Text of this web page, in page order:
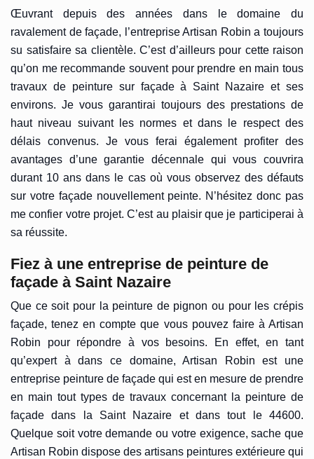
Œuvrant depuis des années dans le domaine du
ravalement de façade, l’entreprise Artisan Robin a toujours
su satisfaire sa clientèle. C’est d’ailleurs pour cette raison
qu’on me recommande souvent pour prendre en main tous
travaux de peinture sur façade à Saint Nazaire et ses
environs. Je vous garantirai toujours des prestations de
haut niveau suivant les normes et dans le respect des
délais convenus. Je vous ferai également profiter des
avantages d’une garantie décennale qui vous couvrira
durant 10 ans dans le cas où vous observez des défauts
sur votre façade nouvellement peinte. N’hésitez donc pas
me confier votre projet. C’est au plaisir que je participerai à
sa réussite.
Fiez à une entreprise de peinture de
façade à Saint Nazaire
Que ce soit pour la peinture de pignon ou pour les crépis
façade, tenez en compte que vous pouvez faire à Artisan
Robin pour répondre à vos besoins. En effet, en tant
qu’expert à dans ce domaine, Artisan Robin est une
entreprise peinture de façade qui est en mesure de prendre
en main tout types de travaux concernant la peinture de
façade dans la Saint Nazaire et dans tout le 44600.
Quelque soit votre demande ou votre exigence, sache que
Artisan Robin dispose des artisans peintures extérieure qui